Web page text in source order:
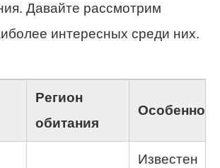
Давайте рассмотрим
интересных среди них.
Регион
обитания
Известен